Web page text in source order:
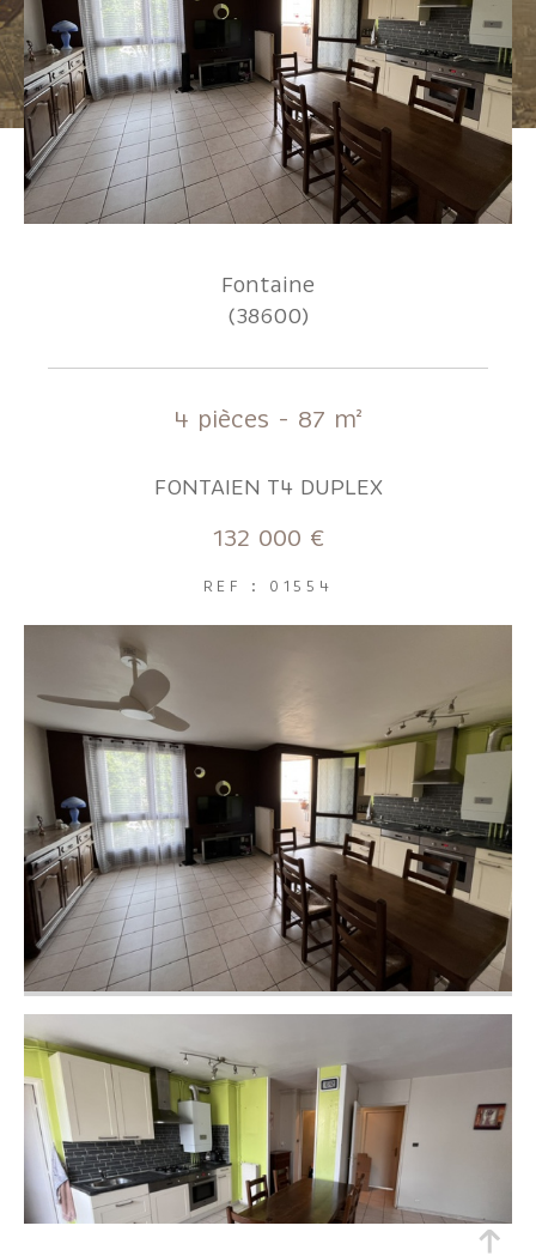
Fontaine
(38600)
4 pièces - 87 m²
FONTAIEN T4 DUPLEX
132 000 €
REF : 01554
Pièces
1 2 3 4 5+
Localisation
Terrasse
FILTRER PAR
Coups de coeur
RECHERCHER